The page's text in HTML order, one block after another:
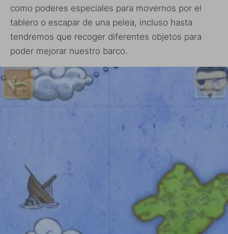
como poderes especiales para movernos por el
tablero o escapar de una pelea, incluso hasta
tendremos que recoger diferentes objetos para
poder mejorar nuestro barco.